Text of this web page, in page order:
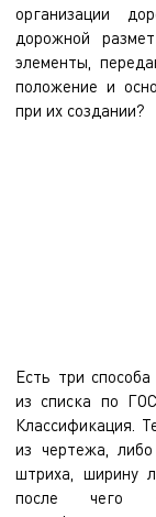
организации
дорожной
элементы,
положение и
при их создании?
Есть три
из списка по
Классификация.
из чертежа,
штриха, ширину
после чего